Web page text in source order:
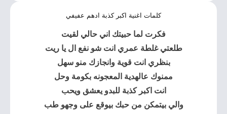
كلمات اغنية اكبر كذبة ادهم عفيفي
فكرت لما حبيتك اني حالي لقيت
طلعتي غلطة عمري انت شو نفع ال يا ريت
بنظري انت قوية وانجازك منو سهل
ممنوك عالهدية المعجونه بكومة وحل
انت اكبر كذبة للبدو يعشق ويحب
والي بيتمكن من حبك بيوقع على وجهو طب